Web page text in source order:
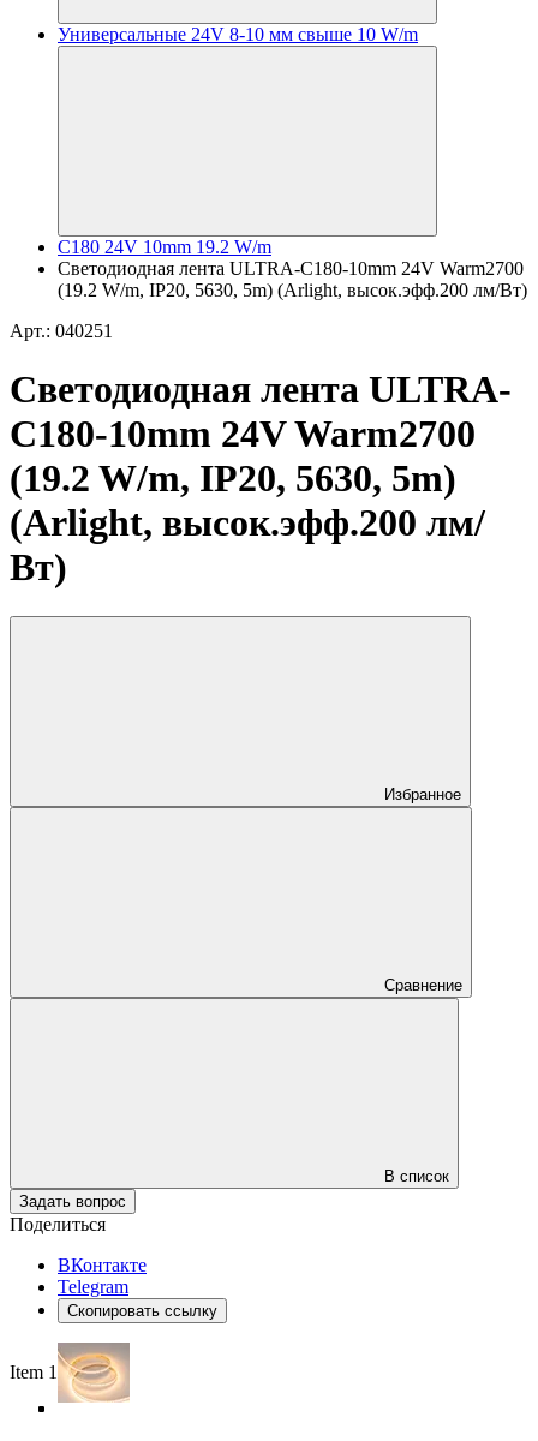
Универсальные 24V 8-10 мм свыше 10 W/m
C180 24V 10mm 19.2 W/m
Светодиодная лента ULTRA-C180-10mm 24V Warm2700
(19.2 W/m, IP20, 5630, 5m) (Arlight, высок.эфф.200 лм/Вт)
Арт.: 040251
Светодиодная лента ULTRA-
C180-10mm 24V Warm2700
(19.2 W/m, IP20, 5630, 5m)
(Arlight, высок.эфф.200 лм/
Вт)
Избранное
Сравнение
В список
Задать вопрос
Поделиться
ВКонтакте
Telegram
Скопировать ссылку
Item 1 of 5